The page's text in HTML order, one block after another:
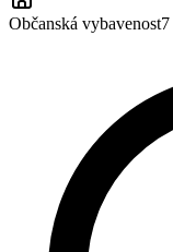
Občanská vybavenost7